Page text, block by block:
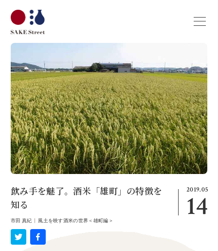
2019.05
14
飲み手を魅了。酒米「雄町」の特徴を
知る
市田 真紀 風土を映す酒米の世界＜雄町編＞